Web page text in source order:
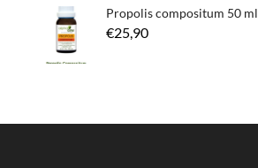
€25,90
prix :
Propolis compositum 50 ml
€25,90